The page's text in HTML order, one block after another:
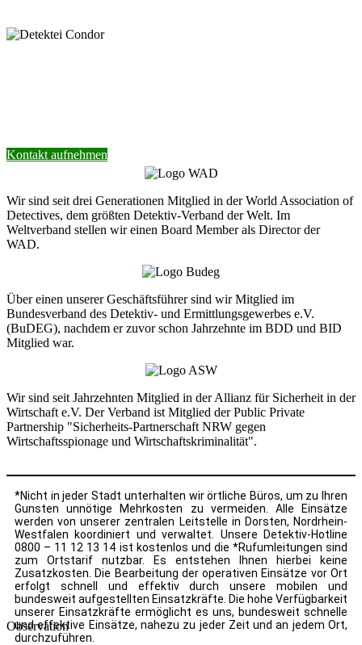
Kontakt aufnehmen
Wir sind seit drei Generationen Mitglied in der World Association of
Detectives, dem größten Detektiv-Verband der Welt. Im
Weltverband stellen wir einen Board Member als Director der
WAD.
Über einen unserer Geschäftsführer sind wir Mitglied im
Bundesverband des Detektiv- und Ermittlungsgewerbes e.V.
(BuDEG), nachdem er zuvor schon Jahrzehnte im BDD und BID
Mitglied war.
Wir sind seit Jahrzehnten Mitglied in der Allianz für Sicherheit in der
Wirtschaft e.V. Der Verband ist Mitglied der Public Private
Partnership "Sicherheits-Partnerschaft NRW gegen
Wirtschaftsspionage und Wirtschaftskriminalität".
*Nicht in jeder Stadt unterhalten wir örtliche Büros, um zu Ihren
Gunsten unnötige Mehrkosten zu vermeiden. Alle Einsätze
werden von unserer zentralen Leitstelle in Dorsten, Nordrhein-
Westfalen koordiniert und verwaltet. Unsere Detektiv-Hotline
0800 – 11 12 13 14 ist kostenlos und die *Rufumleitungen sind
zum Ortstarif nutzbar. Es entstehen Ihnen hierbei keine
Zusatzkosten. Die Bearbeitung der operativen Einsätze vor Ort
erfolgt schnell und effektiv durch unsere mobilen und
bundesweit aufgestellten Einsatzkräfte. Die hohe Verfügbarkeit
unserer Einsatzkräfte ermöglicht es uns, bundesweit schnelle
und effektive Einsätze, nahezu zu jeder Zeit und an jedem Ort,
durchzuführen.
Observation